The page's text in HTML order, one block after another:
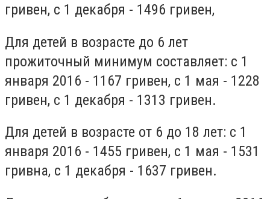
гривен, с 1 декабря - 1496 гривен,
Для детей в возрасте до 6 лет
прожиточный минимум составляет: с 1
января 2016 - 1167 гривен, с 1 мая - 1228
гривен, с 1 декабря - 1313 гривен.
Для детей в возрасте от 6 до 18 лет: с 1
января 2016 - 1455 гривен, с 1 мая - 1531
гривна, с 1 декабря - 1637 гривен.